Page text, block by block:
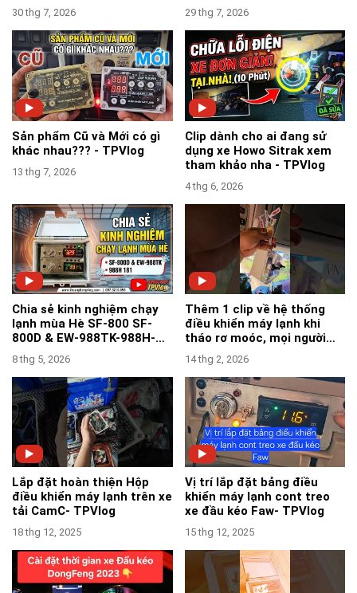
30 thg 7, 2026 29 thg 7, 2026
Sản phẩm Cũ và Mới có gì
khác nhau??? - TPVlog
13 thg 7, 2026
Clip dành cho ai đang sử
dụng xe Howo Sitrak xem
tham khảo nha - TPVlog
4 thg 6, 2026
Chia sẻ kinh nghiệm chạy
lạnh mùa Hè SF-800 SF-
800D & EW-988TK-988H-
181Y-183Z - TPVlog
8 thg 5, 2026
Thêm 1 clip về hệ thống
điều khiển máy lạnh khi
tháo rơ moóc, mọi người
tham khảo nha-TPVlog
14 thg 2, 2026
Lắp đặt hoàn thiện Hộp
điều khiển máy lạnh trên xe
tải CamC- TPVlog
18 thg 12, 2025
Vị trí lắp đặt bảng điều
khiển máy lạnh cont treo
xe đầu kéo Faw- TPVlog
15 thg 12, 2025